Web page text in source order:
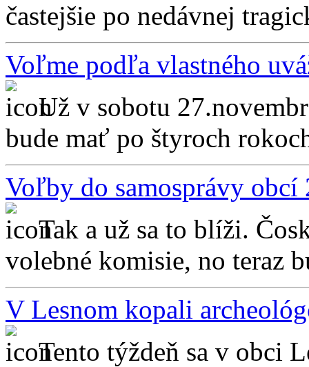
častejšie po nedávnej
Voľme podľa vlastného
Už v sobotu
bude mať po štyroch
Voľby do samosprávy obcí
Tak a už sa to blíži.
volebné komisie, no teraz
V Lesnom kopali
Tento týždeň sa v obci